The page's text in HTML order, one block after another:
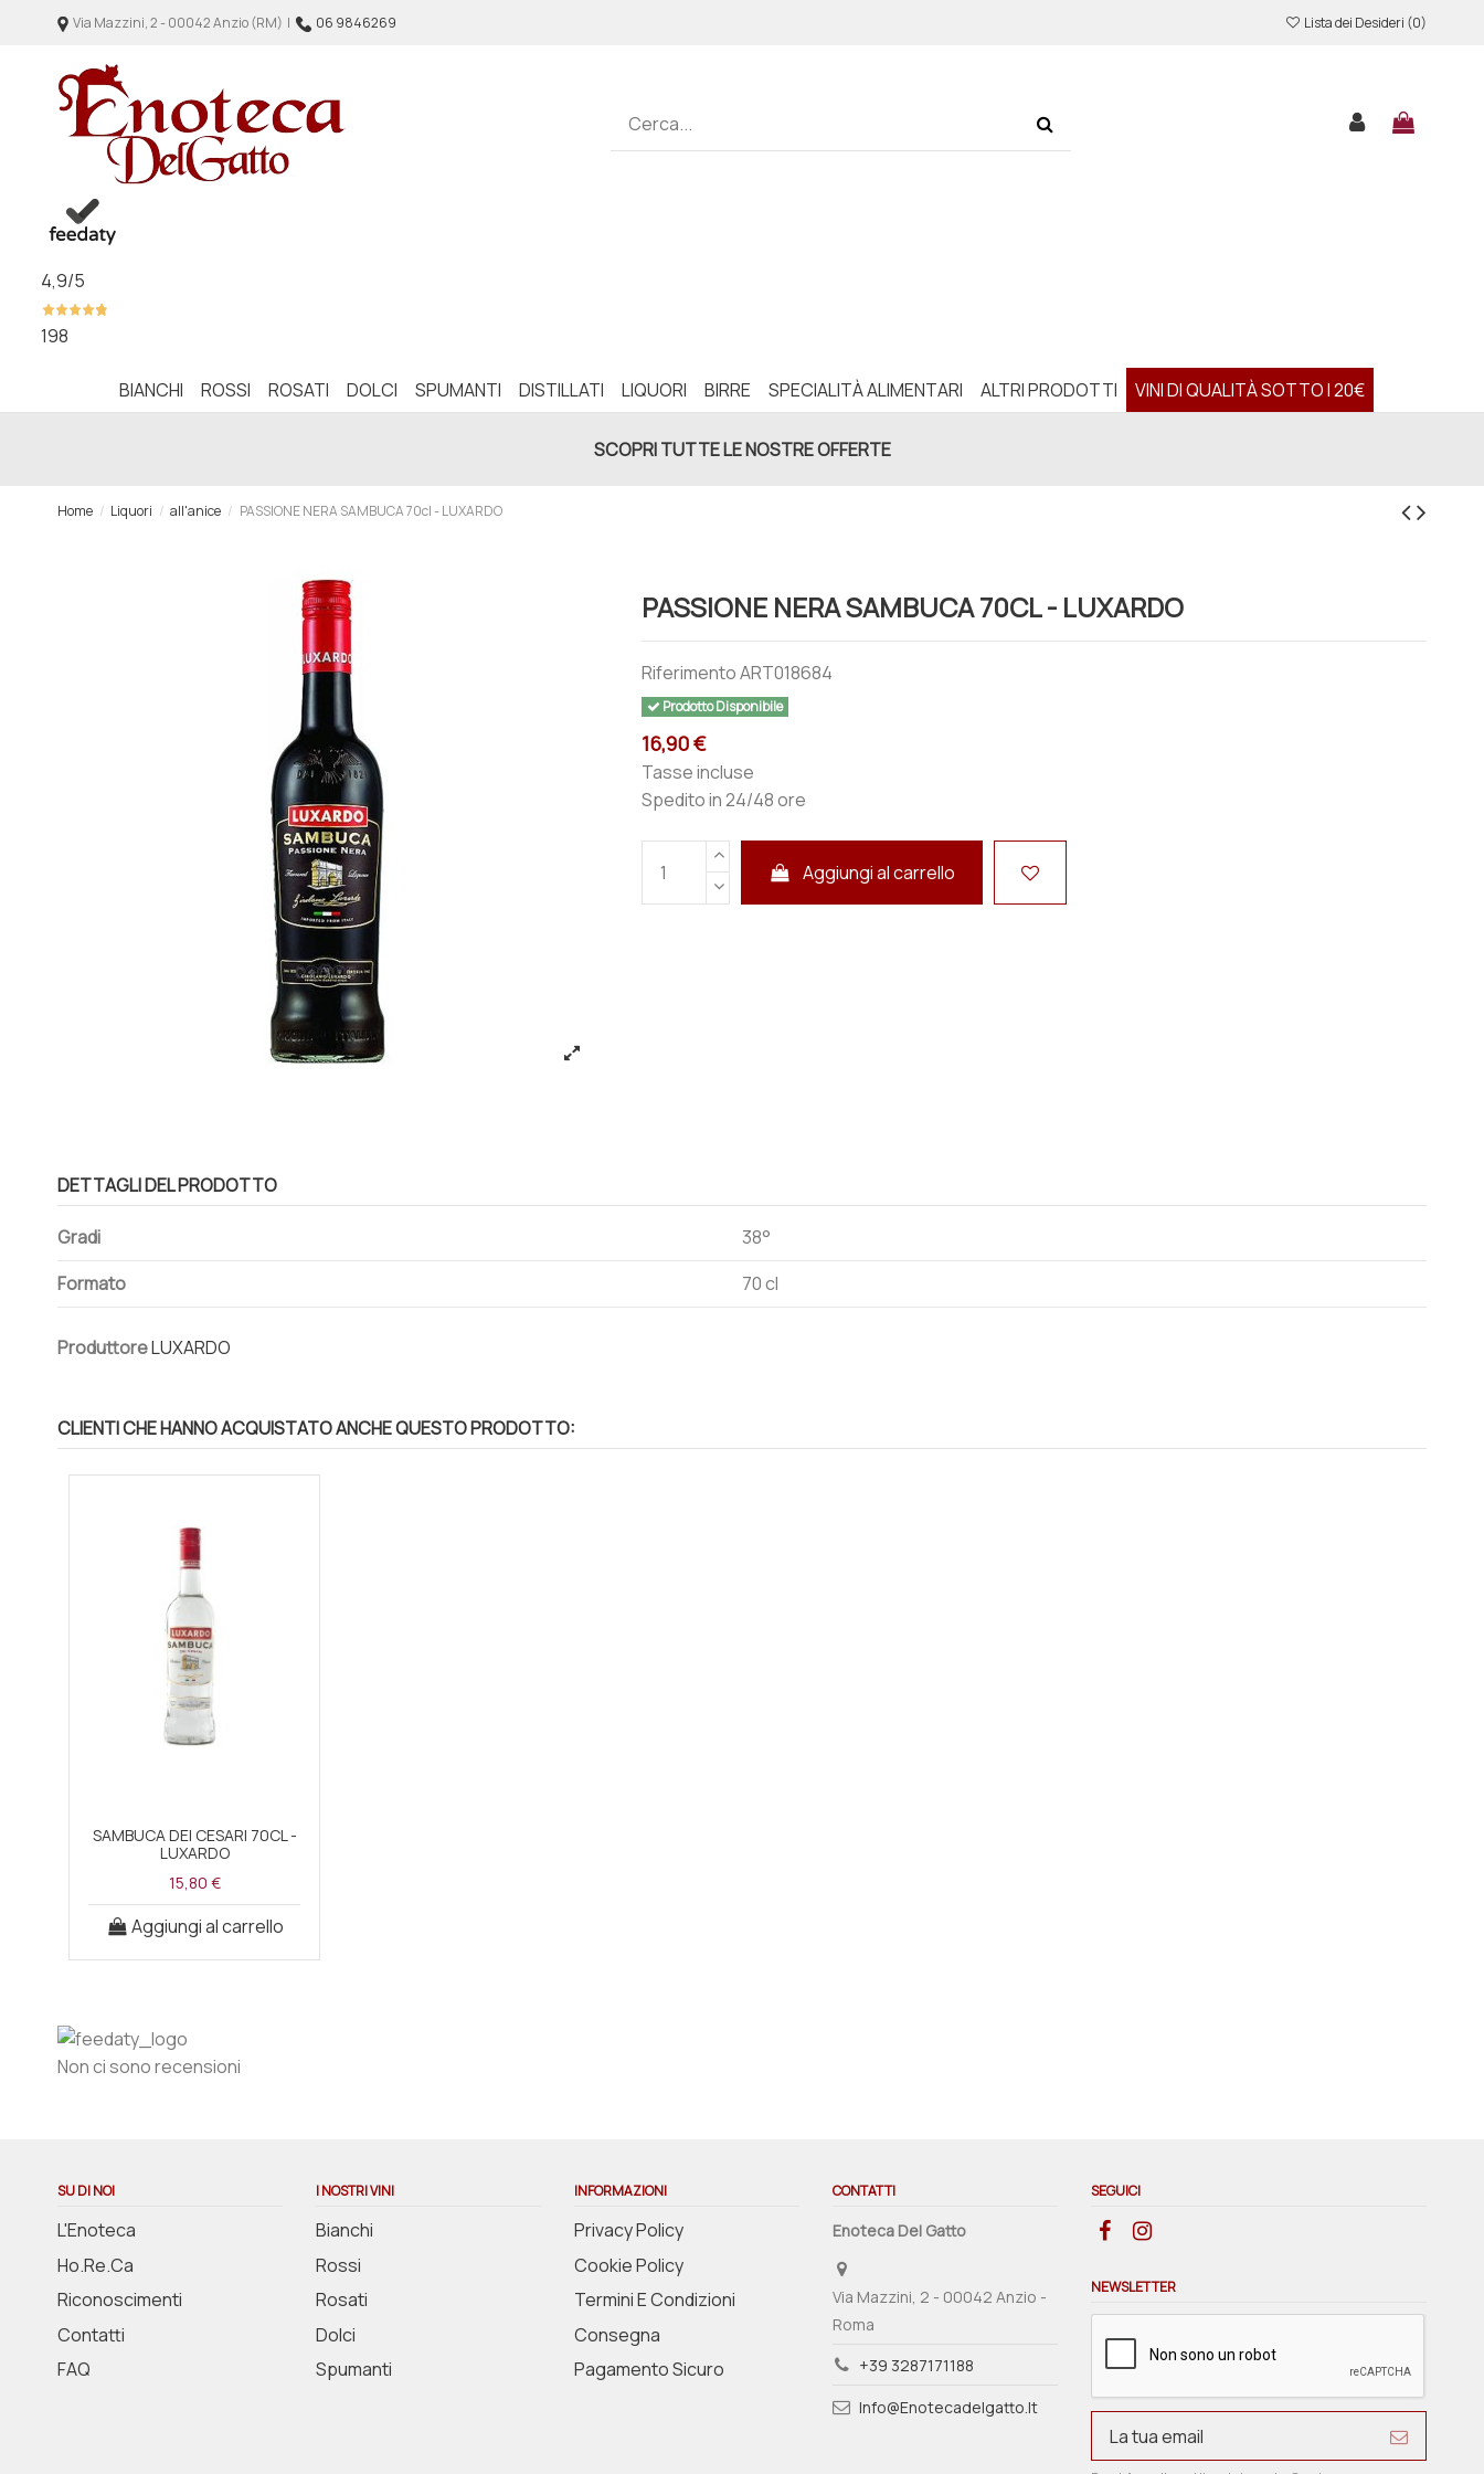
Via Mazzini, 2 - 00042 Anzio (RM) | 06 9846269 Lista dei Desideri (0)
4,9/5
198
BIANCHI ROSSI ROSATI DOLCI SPUMANTI DISTILLATI LIQUORI BIRRE SPECIALITÀ ALIMENTARI ALTRI PRODOTTI VINI DI QUALITÀ SOTTO I 20€
SCOPRI TUTTE LE NOSTRE OFFERTE
Home Liquori all'anice PASSIONE NERA SAMBUCA 70cl - LUXARDO
PASSIONE NERA SAMBUCA 70CL - LUXARDO
RiferimentoART018684
Prodotto Disponibile
16,90 €
Tasse incluse
Spedito in 24/48 ore
Aggiungi al carrello
DETTAGLI DEL PRODOTTO
Gradi
38°
Formato
70 cl
ProduttoreLUXARDO
CLIENTI CHE HANNO ACQUISTATO ANCHE QUESTO PRODOTTO:
SAMBUCA DEI CESARI 70CL -
LUXARDO
15,80 €
Aggiungi al carrello
Non ci sono recensioni
SU DI NOI
L'Enoteca
Ho.Re.Ca
Riconoscimenti
Contatti
FAQ
I NOSTRI VINI
Bianchi
Rossi
Rosati
Dolci
Spumanti
INFORMAZIONI
Privacy Policy
Cookie Policy
Termini E Condizioni
Consegna
Pagamento Sicuro
CONTATTI
Enoteca Del Gatto
Via Mazzini, 2 - 00042 Anzio -
Roma
+39 3287171188
Info@enotecadelgatto.it
SEGUICI
NEWSLETTER